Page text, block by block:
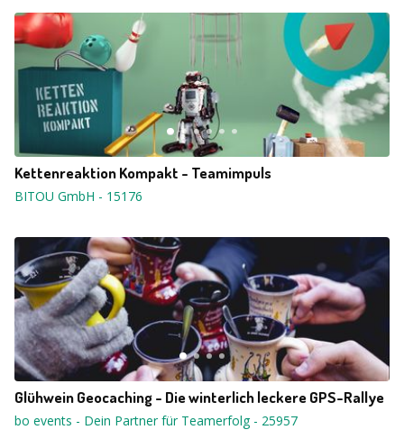
Kettenreaktion Kompakt - Teamimpuls
BITOU GmbH - 15176
Glühwein Geocaching - Die winterlich leckere GPS-Rallye
bo events - Dein Partner für Teamerfolg- 25957